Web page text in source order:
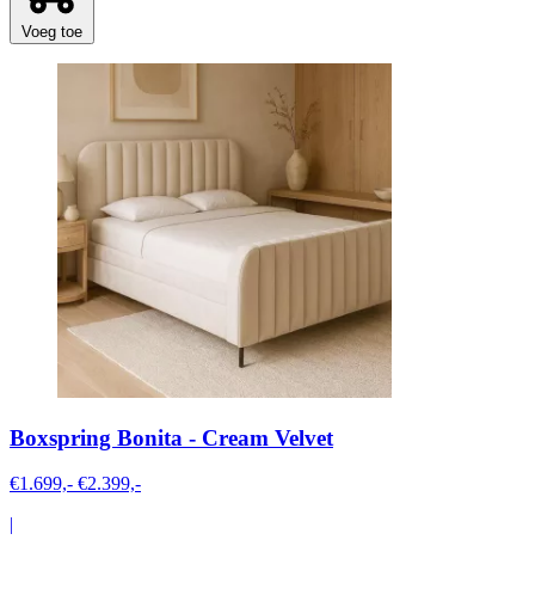
Voeg toe
Boxspring Bonita - Cream Velvet
€1.699,- €2.399,-
|